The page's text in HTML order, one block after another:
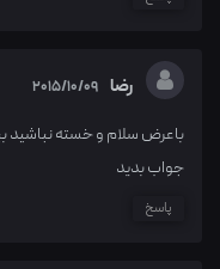
رضا 2015/10/09
باعرض سلام و خسته نباشید
جواب بدید
پاسخ